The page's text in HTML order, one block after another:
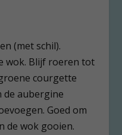
(met schil).
wok. Blijf roeren tot
courgette
de aubergine
Goed om
de wok gooien.